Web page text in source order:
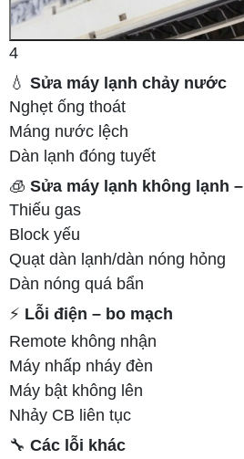
4
💧 Sửa máy lạnh chảy nước
Nghẹt ống thoát
Máng nước lệch
Dàn lạnh đóng tuyết
🧊 Sửa máy lạnh không lạnh
Thiếu gas
Block yếu
Quạt dàn lạnh/dàn nóng hỏng
Dàn nóng quá bẩn
⚡ Lỗi điện – bo mạch
Remote không nhận
Máy nhấp nháy đèn
Máy bật không lên
Nhảy CB liên tục
🔧 Các lỗi khác